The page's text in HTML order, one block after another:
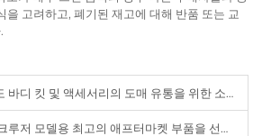
고려하고, 폐기된 재고에 대해 반품 또는 교
디 킷 및 액세서리의 도매 유통을 위한 소싱 방법
저 모델용 최고의 애프터마켓 부품을 선택하는 방법